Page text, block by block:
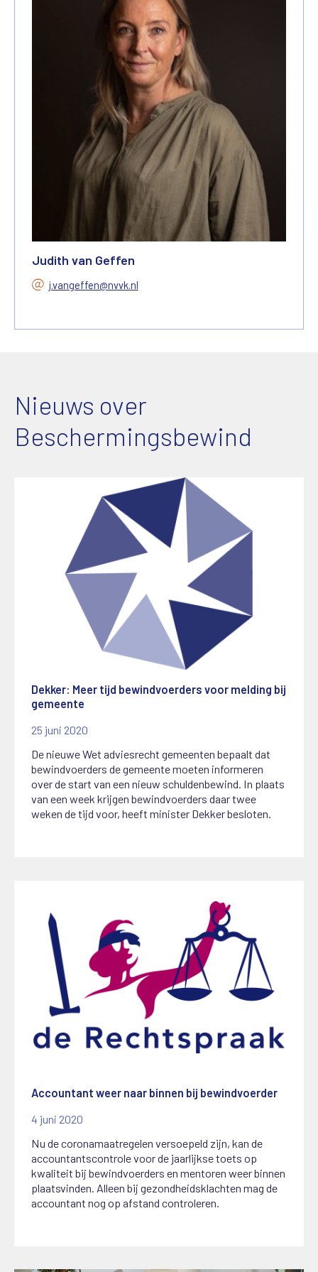
Judith van Geffen
j.vangeffen@nvvk.nl
Nieuws over
Beschermingsbewind
Dekker: Meer tijd bewindvoerders voor melding bij
gemeente
25 juni 2020
De nieuwe Wet adviesrecht gemeenten bepaalt dat
bewindvoerders de gemeente moeten informeren
over de start van een nieuw schuldenbewind. In plaats
van een week krijgen bewindvoerders daar twee
weken de tijd voor, heeft minister Dekker besloten.
Accountant weer naar binnen bij bewindvoerder
4 juni 2020
Nu de coronamaatregelen versoepeld zijn, kan de
accountantscontrole voor de jaarlijkse toets op
kwaliteit bij bewindvoerders en mentoren weer binnen
plaatsvinden. Alleen bij gezondheidsklachten mag de
accountant nog op afstand controleren.